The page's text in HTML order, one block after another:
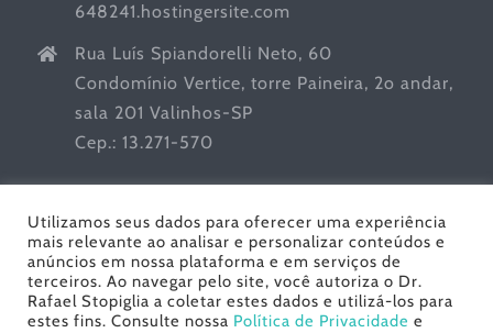
648241.hostingersite.com
Rua Luís Spiandorelli Neto, 60
Condomínio Vertice, torre Paineira, 2o andar,
sala 201 Valinhos-SP
Cep.: 13.271-570
Dr. Rafael Stopiglia - Urologia | Todos os Direitos
Utilizamos seus dados para oferecer uma experiência
mais relevante ao analisar e personalizar conteúdos e
anúncios em nossa plataforma e em serviços de
terceiros. Ao navegar pelo site, você autoriza o Dr.
Rafael Stopiglia a coletar estes dados e utilizá-los para
estes fins. Consulte nossa Política de Privacidade e